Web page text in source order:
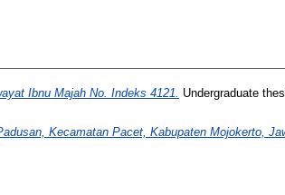
Ibnu Majah No. Indeks 4121.
Undergraduate
Kecamatan Pacet, Kabupaten Mojokerto,